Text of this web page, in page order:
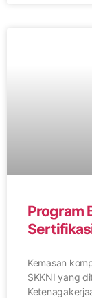
Program
Kemasan
SKKNI yang